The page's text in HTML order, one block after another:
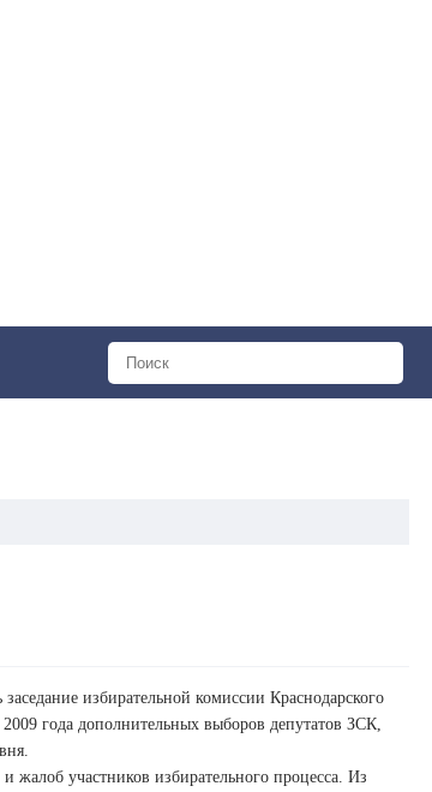
заседание избирательной комиссии Краснодарского
года дополнительных выборов депутатов ЗСК,
участников избирательного процесса. Из